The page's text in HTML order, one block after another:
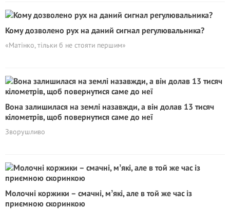
Кому дозволено рух на даний сигнал регулювальника?
«Матінко, тільки б не стояти першим»
Вона залишилася на землі назавжди, а він долав 13 тисяч
кілометрів, щоб повернутися саме до неї
Зворушливо
Молочні коржики – смачні, мʼякі, але в той же час із
приємною скоринкою